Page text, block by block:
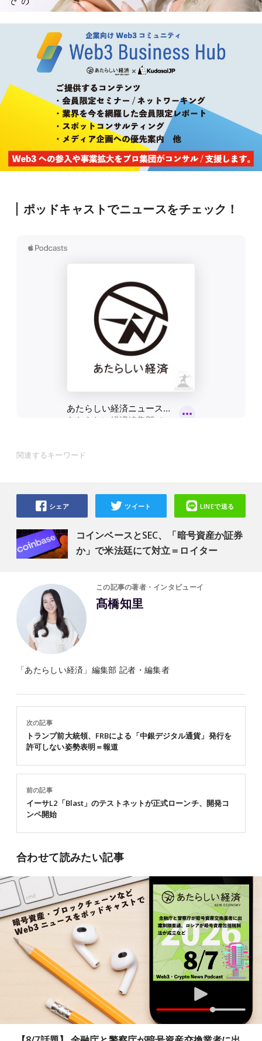
ポッドキャストでニュースをチェック！
関連するキーワード
コインベースとSEC、「暗号資産か証券
か」で米法廷にて対立＝ロイター
シェア ツイート LINEで送る
この記事の著者・インタビューイ
髙橋知里
「あたらしい経済」編集部 記者・編集者
前の記事
イーサL2「Blast」のテストネットが正式ローンチ、開発コ
ンペ開始
次の記事
トランプ前大統領、FRBによる「中銀デジタル通貨」発行を
許可しない姿勢表明＝報道
合わせて読みたい記事